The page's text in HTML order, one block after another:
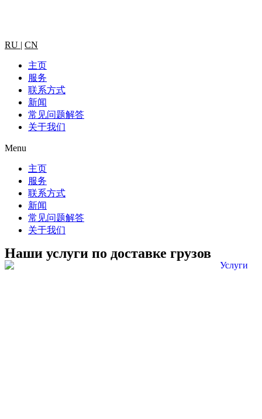
RU | CN
主页
服务
联系方式
新闻
常见问题解答
关于我们
Menu
主页
服务
联系方式
新闻
常见问题解答
关于我们
Наши услуги по доставке грузов